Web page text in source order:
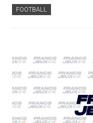
FOOTBALL